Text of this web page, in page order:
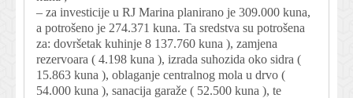
– za investicije u RJ Marina planirano je 309.000 kuna,
a potrošeno je 274.371 kuna. Ta sredstva su potrošena
za: dovršetak kuhinje 8 137.760 kuna ), zamjena
rezervoara ( 4.198 kuna ), izrada suhozida oko sidra (
15.863 kuna ), oblaganje centralnog mola u drvo (
54.000 kuna ), sanacija garaže ( 52.500 kuna ), te